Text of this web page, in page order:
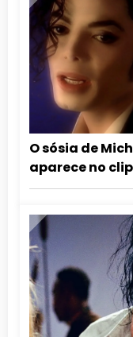
O sósia de
aparece no